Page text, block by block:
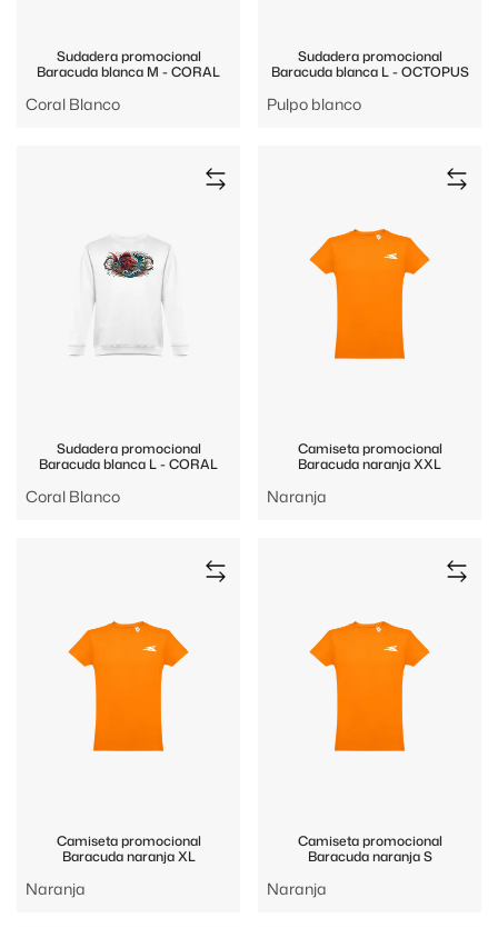
Sudadera promocional
Baracuda blanca M - CORAL
Coral Blanco
Sudadera promocional
Baracuda blanca L - OCTOPUS
Pulpo blanco
Sudadera promocional
Baracuda blanca L - CORAL
Coral Blanco
Camiseta promocional
Baracuda naranja XXL
Naranja
Camiseta promocional
Baracuda naranja XL
Naranja
Camiseta promocional
Baracuda naranja S
Naranja